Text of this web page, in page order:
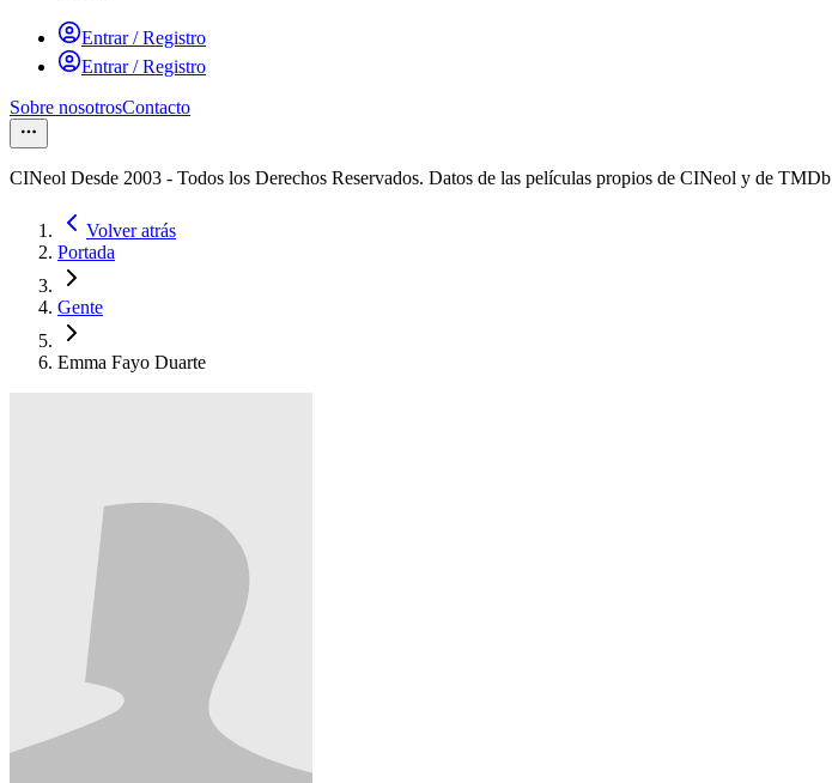
Entrar / Registro
Entrar / Registro
Sobre nosotrosContacto
CINeol Desde 2003 - Todos los Derechos Reservados. Datos de las películas propios de CINeol y de TMDb
Volver atrás
Portada
Gente
Emma Fayo Duarte